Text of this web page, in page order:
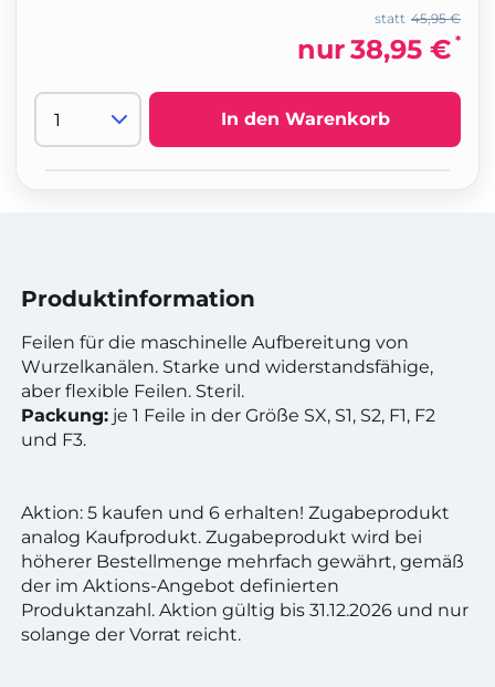
45,95 €
statt
nur38,95 € *
In den Warenkorb
Produktinformation
Feilen für die maschinelle Aufbereitung von
Wurzelkanälen. Starke und widerstandsfähige,
aber flexible Feilen. Steril.
Packung: je 1 Feile in der Größe SX, S1, S2, F1, F2
und F3.
Aktion: 5 kaufen und 6 erhalten! Zugabeprodukt
analog Kaufprodukt. Zugabeprodukt wird bei
höherer Bestellmenge mehrfach gewährt, gemäß
der im Aktions-Angebot definierten
Produktanzahl. Aktion gültig bis 31.12.2026 und nur
solange der Vorrat reicht.